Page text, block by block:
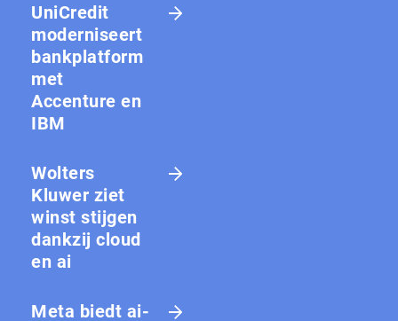
UniCredit
moderniseert
bankplatform
met
Accenture en
IBM
Wolters
Kluwer ziet
winst stijgen
dankzij cloud
en ai
Meta biedt ai-